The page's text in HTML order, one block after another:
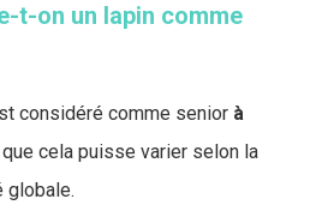
t-on un lapin comme
considéré comme senior à
cela puisse varier selon la
globale.